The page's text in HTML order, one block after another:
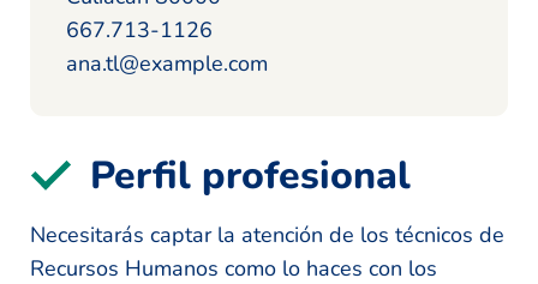
667.713-1126
ana.tl@example.com
Perfil profesional
Necesitarás captar la atención de los técnicos de
Recursos Humanos como lo haces con los